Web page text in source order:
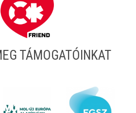
TÁMOGATÓINKAT